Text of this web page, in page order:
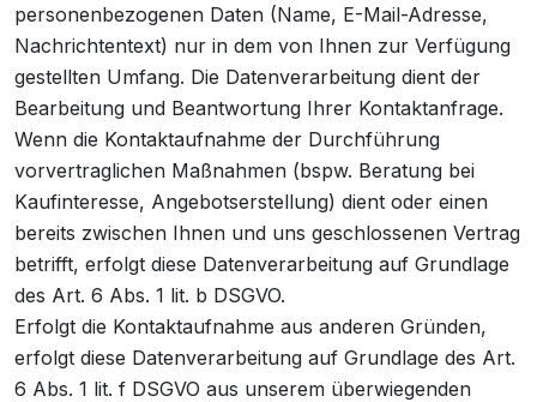
personenbezogenen Daten (Name, E-Mail-Adresse,
Nachrichtentext) nur in dem von Ihnen zur Verfügung
gestellten Umfang. Die Datenverarbeitung dient der
Bearbeitung und Beantwortung Ihrer Kontaktanfrage.
Wenn die Kontaktaufnahme der Durchführung
vorvertraglichen Maßnahmen (bspw. Beratung bei
Kaufinteresse, Angebotserstellung) dient oder einen
bereits zwischen Ihnen und uns geschlossenen Vertrag
betrifft, erfolgt diese Datenverarbeitung auf Grundlage
des Art. 6 Abs. 1 lit. b DSGVO.
Erfolgt die Kontaktaufnahme aus anderen Gründen,
erfolgt diese Datenverarbeitung auf Grundlage des Art.
6 Abs. 1 lit. f DSGVO aus unserem überwiegenden